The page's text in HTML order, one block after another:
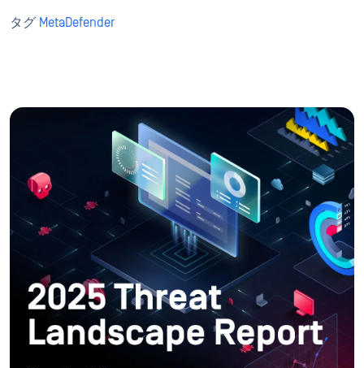
タグ MetaDefender